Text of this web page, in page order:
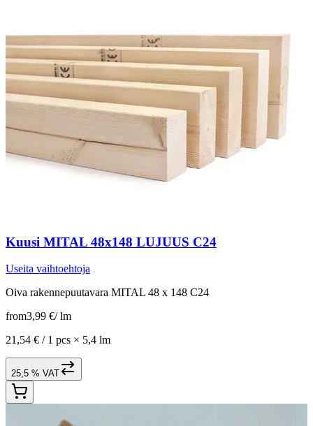
Kuusi MITAL 48x148 LUJUUS C24
Useita vaihtoehtoja
Oiva rakennepuutavara MITAL 48 x 148 C24
from3,99 €/ lm
21,54 € / 1 pcs × 5,4 lm
25,5 % VAT